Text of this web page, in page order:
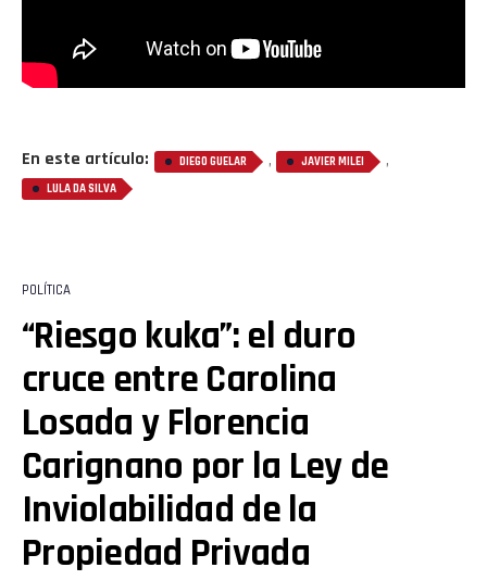
En este artículo: DIEGO GUELAR , JAVIER MILEI ,
LULA DA SILVA
POLÍTICA
“Riesgo kuka”: el duro
cruce entre Carolina
Losada y Florencia
Carignano por la Ley de
Inviolabilidad de la
Propiedad Privada